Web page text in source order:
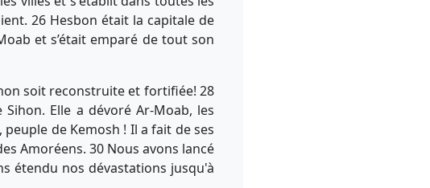
26 Hesbon était la capitale de
et s’était emparé de tout son
soit reconstruite et fortifiée! 28
Elle a dévoré Ar-Moab, les
de Kemosh ! Il a fait de ses
Amoréens. 30 Nous avons lancé
étendu nos dévastations jusqu'à